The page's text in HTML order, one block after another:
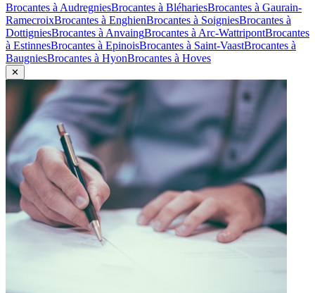
Brocantes à AudregniesBrocantes à BléhariesBrocantes à Gaurain-
RamecroixBrocantes à EnghienBrocantes à SoigniesBrocantes à
DottigniesBrocantes à AnvaingBrocantes à Arc-WattripontBrocantes
à EstinnesBrocantes à EpinoisBrocantes à Saint-VaastBrocantes à
BaugniesBrocantes à HyonBrocantes à Hoves
✕